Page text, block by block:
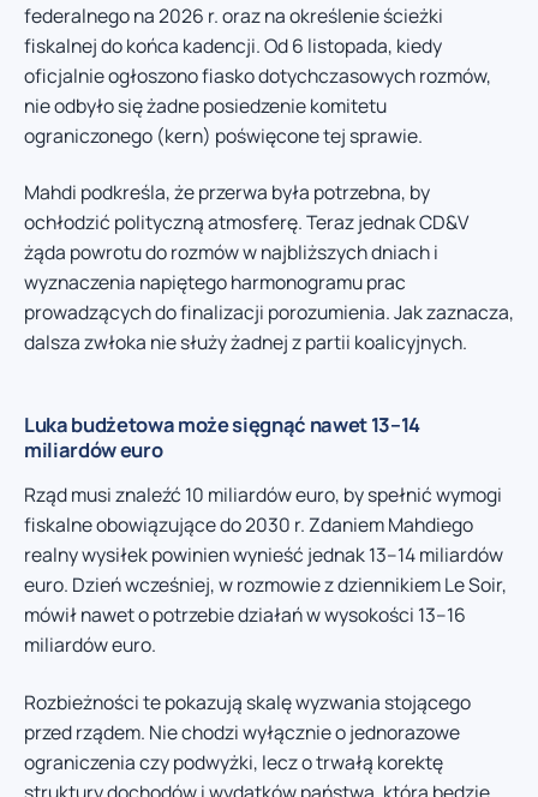
federalnego na 2026 r. oraz na określenie ścieżki
fiskalnej do końca kadencji. Od 6 listopada, kiedy
oficjalnie ogłoszono fiasko dotychczasowych rozmów,
nie odbyło się żadne posiedzenie komitetu
ograniczonego (kern) poświęcone tej sprawie.
Mahdi podkreśla, że przerwa była potrzebna, by
ochłodzić polityczną atmosferę. Teraz jednak CD&V
żąda powrotu do rozmów w najbliższych dniach i
wyznaczenia napiętego harmonogramu prac
prowadzących do finalizacji porozumienia. Jak zaznacza,
dalsza zwłoka nie służy żadnej z partii koalicyjnych.
Luka budżetowa może sięgnąć nawet 13–14
miliardów euro
Rząd musi znaleźć 10 miliardów euro, by spełnić wymogi
fiskalne obowiązujące do 2030 r. Zdaniem Mahdiego
realny wysiłek powinien wynieść jednak 13–14 miliardów
euro. Dzień wcześniej, w rozmowie z dziennikiem Le Soir,
mówił nawet o potrzebie działań w wysokości 13–16
miliardów euro.
Rozbieżności te pokazują skalę wyzwania stojącego
przed rządem. Nie chodzi wyłącznie o jednorazowe
ograniczenia czy podwyżki, lecz o trwałą korektę